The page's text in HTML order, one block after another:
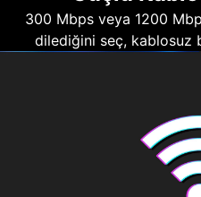
300 Mbps veya 1200
dilediğini seç, kablosuz